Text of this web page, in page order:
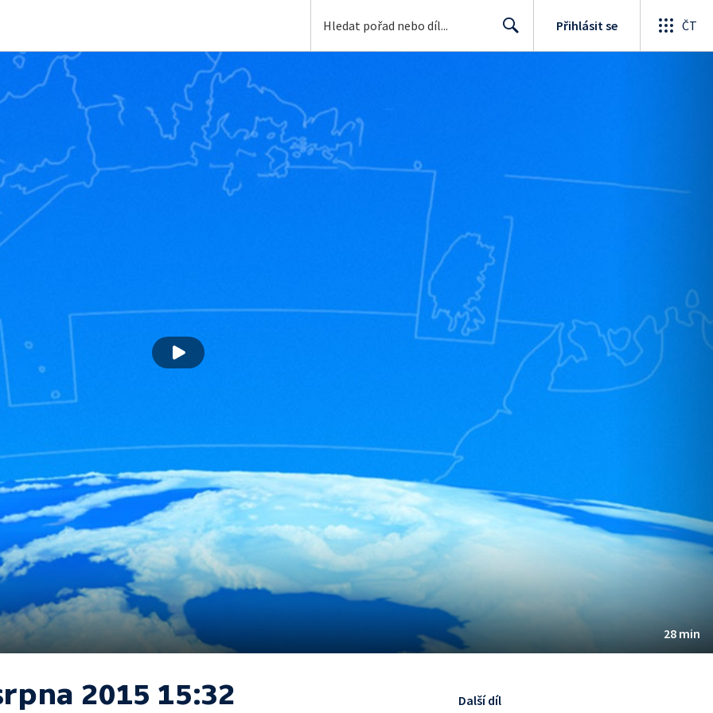
Přihlásit se ČT
28 min
2015 15:32 Další díl